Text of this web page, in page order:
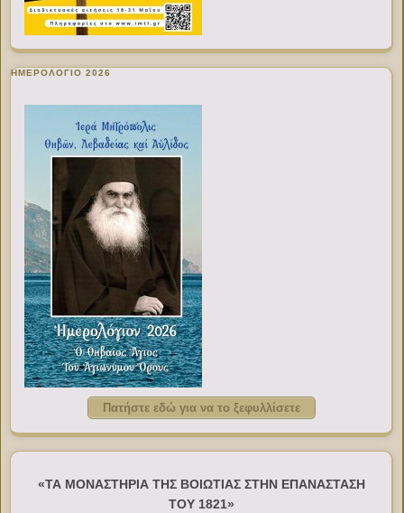
ΗΜΕΡΟΛΟΓΙΟ 2026
Πατήστε εδώ για να το ξεφυλλίσετε
«ΤΑ ΜΟΝΑΣΤΗΡΙΑ ΤΗΣ ΒΟΙΩΤΙΑΣ ΣΤΗΝ ΕΠΑΝΑΣΤΑΣΗ
ΤΟΥ 1821»